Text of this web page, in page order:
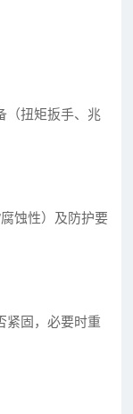
（扭矩扳手、兆
蚀性）及防护要
紧固，必要时重